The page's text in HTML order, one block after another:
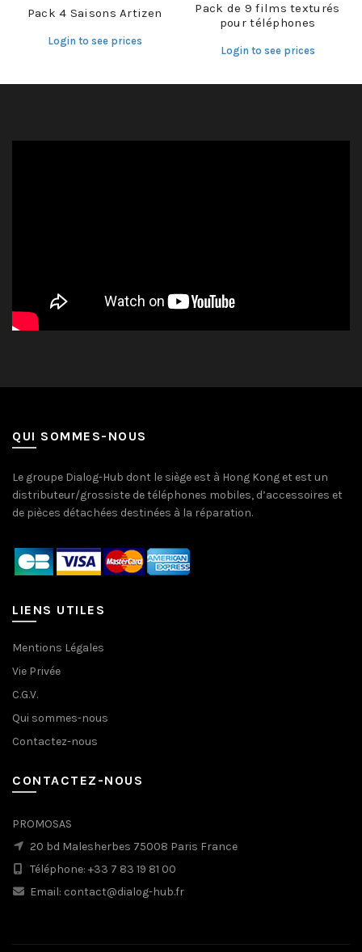
Pack 4 Saisons Artizen
Login to see prices
Pack de 9 films texturés
pour téléphones
Login to see prices
QUI SOMMES-NOUS
Le groupe Dialog-Hub dont le siège est à Hong Kong et est un
distributeur/grossiste de téléphones mobiles, d’accessoires et
de pièces détachées destinées à la réparation.
LIENS UTILES
Mentions Légales
Vie Privée
C.G.V.
Qui sommes-nous
Contactez-nous
CONTACTEZ-NOUS
PROMOSAS
20 bd Malesherbes 75008 Paris France
Téléphone: +33 7 83 19 81 00
Email: contact@dialog-hub.fr